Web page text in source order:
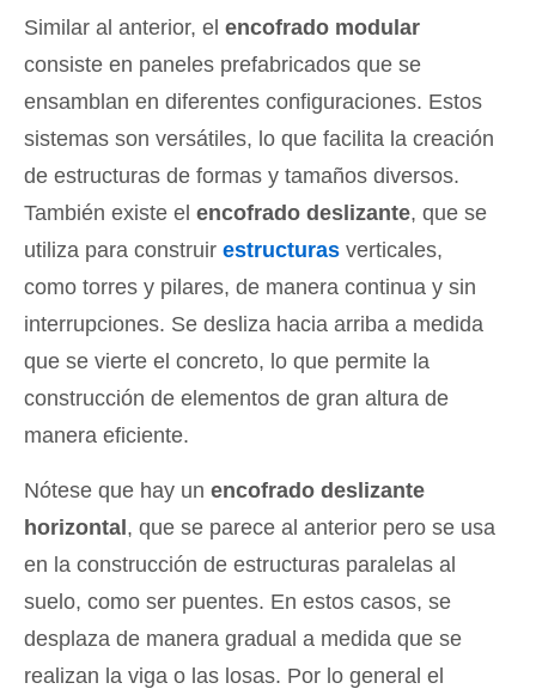
Similar al anterior, el encofrado modular
consiste en paneles prefabricados que se
ensamblan en diferentes configuraciones. Estos
sistemas son versátiles, lo que facilita la creación
de estructuras de formas y tamaños diversos.
También existe el encofrado deslizante, que se
utiliza para construir estructuras verticales,
como torres y pilares, de manera continua y sin
interrupciones. Se desliza hacia arriba a medida
que se vierte el concreto, lo que permite la
construcción de elementos de gran altura de
manera eficiente.
Nótese que hay un encofrado deslizante
horizontal, que se parece al anterior pero se usa
en la construcción de estructuras paralelas al
suelo, como ser puentes. En estos casos, se
desplaza de manera gradual a medida que se
realizan la viga o las losas. Por lo general el